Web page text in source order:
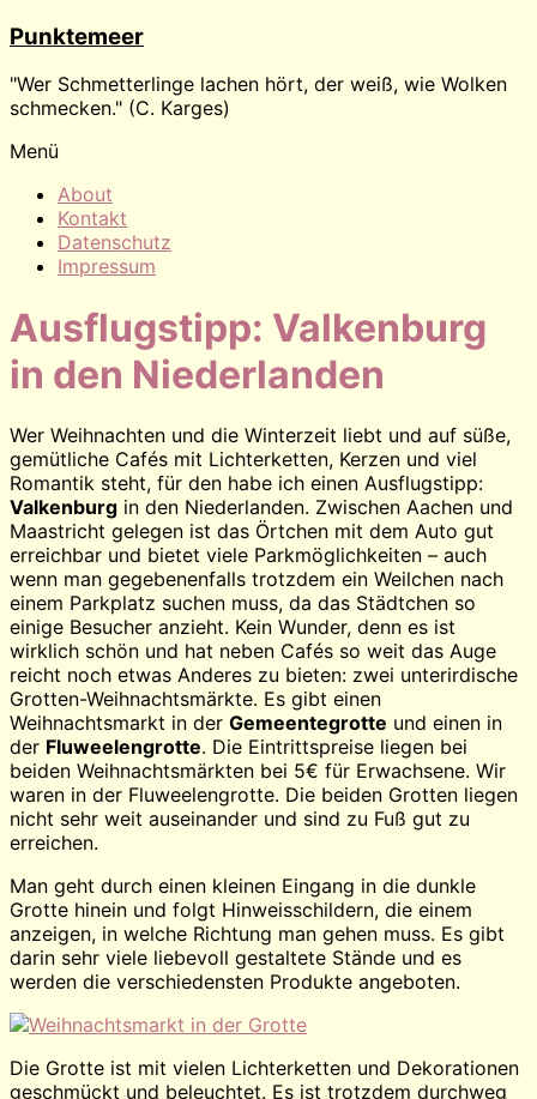
Zum
wechseln
Punktemeer
"Wer Schmetterlinge lachen hört, der weiß, wie Wolken
schmecken." (C. Karges)
Menü
About
Kontakt
Datenschutz
Impressum
Ausflugstipp: Valkenburg
in den Niederlanden
Wer Weihnachten und die Winterzeit liebt und auf süße,
gemütliche Cafés mit Lichterketten, Kerzen und viel
Romantik steht, für den habe ich einen Ausflugstipp:
Valkenburg in den Niederlanden. Zwischen Aachen und
Maastricht gelegen ist das Örtchen mit dem Auto gut
erreichbar und bietet viele Parkmöglichkeiten – auch
wenn man gegebenenfalls trotzdem ein Weilchen nach
einem Parkplatz suchen muss, da das Städtchen so
einige Besucher anzieht. Kein Wunder, denn es ist
wirklich schön und hat neben Cafés so weit das Auge
reicht noch etwas Anderes zu bieten: zwei unterirdische
Grotten-Weihnachtsmärkte. Es gibt einen
Weihnachtsmarkt in der Gemeentegrotte und einen in
der Fluweelengrotte. Die Eintrittspreise liegen bei
beiden Weihnachtsmärkten bei 5€ für Erwachsene. Wir
waren in der Fluweelengrotte. Die beiden Grotten liegen
nicht sehr weit auseinander und sind zu Fuß gut zu
erreichen.
Man geht durch einen kleinen Eingang in die dunkle
Grotte hinein und folgt Hinweisschildern, die einem
anzeigen, in welche Richtung man gehen muss. Es gibt
darin sehr viele liebevoll gestaltete Stände und es
werden die verschiedensten Produkte angeboten.
Die Grotte ist mit vielen Lichterketten und Dekorationen
geschmückt und beleuchtet. Es ist trotzdem durchweg